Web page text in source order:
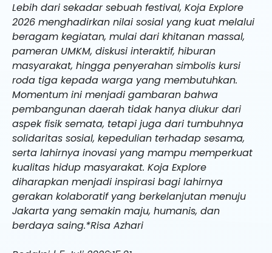
Lebih dari sekadar sebuah festival, Koja Explore
2026 menghadirkan nilai sosial yang kuat melalui
beragam kegiatan, mulai dari khitanan massal,
pameran UMKM, diskusi interaktif, hiburan
masyarakat, hingga penyerahan simbolis kursi
roda tiga kepada warga yang membutuhkan.
Momentum ini menjadi gambaran bahwa
pembangunan daerah tidak hanya diukur dari
aspek fisik semata, tetapi juga dari tumbuhnya
solidaritas sosial, kepedulian terhadap sesama,
serta lahirnya inovasi yang mampu memperkuat
kualitas hidup masyarakat. Koja Explore
diharapkan menjadi inspirasi bagi lahirnya
gerakan kolaboratif yang berkelanjutan menuju
Jakarta yang semakin maju, humanis, dan
berdaya saing.*Risa Azhari